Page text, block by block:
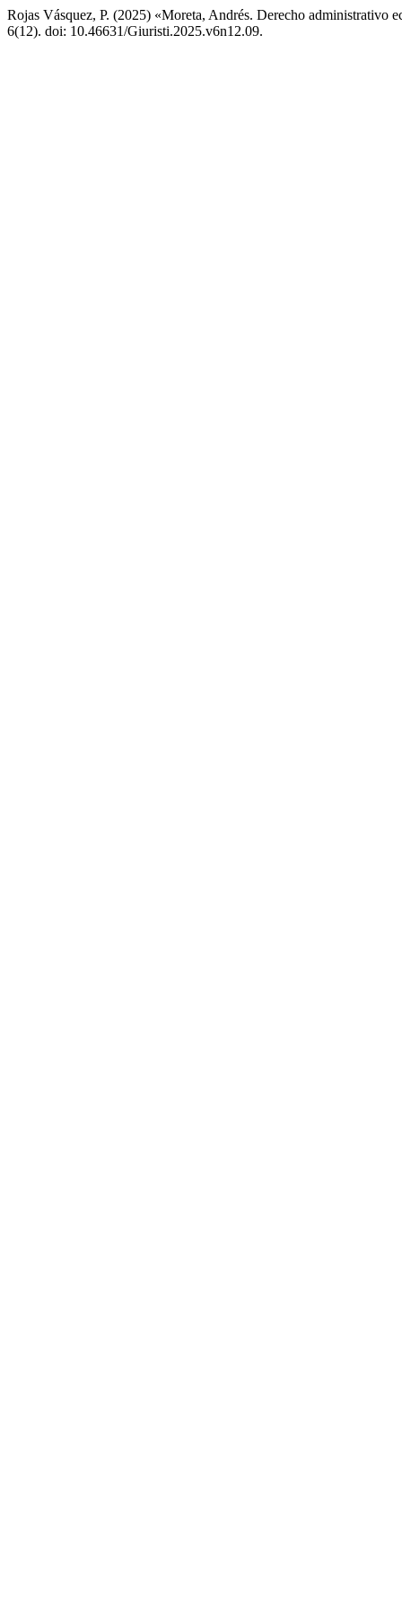
Rojas Vásquez, P. (2025) «Moreta, Andrés. Derecho administrativo
6(12). doi: 10.46631/Giuristi.2025.v6n12.09.